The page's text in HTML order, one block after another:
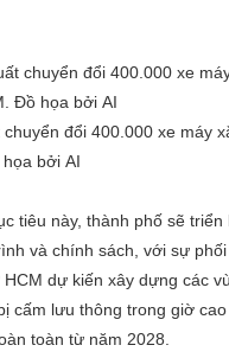
đổi 400.000 xe máy
bởi AI
tiêu này, thành phố sẽ triển
và chính sách, với sự
dự kiến xây dựng các
cấm lưu thông trong giờ
toàn từ năm 2028.